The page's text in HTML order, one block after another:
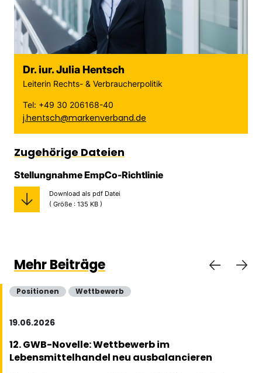
Dr. iur. Julia Hentsch
Leiterin Rechts- & Verbraucherpolitik
Tel: +49 30 206168-40
j.hentsch@markenverband.de
Zugehörige Dateien
Stellungnahme EmpCo-Richtlinie
Download als pdf Datei
( Größe : 135 KB )
Mehr Beiträge
Positionen Wettbewerb
19.06.2026
12. GWB-Novelle: Wettbewerb im
Lebensmittelhandel neu ausbalancieren